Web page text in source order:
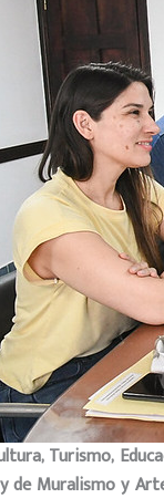
Turismo,
de Muralismo y